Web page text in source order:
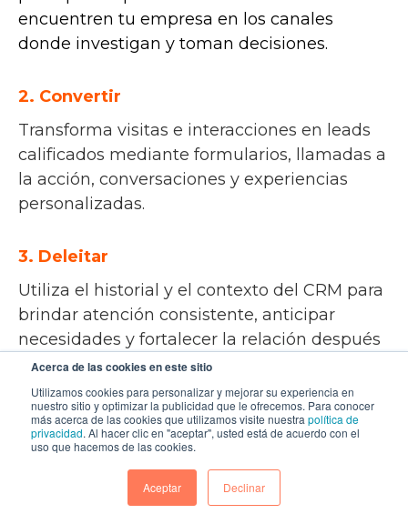
Acerca de las cookies en este sitio
Utilizamos cookies para personalizar y mejorar su experiencia en
nuestro sitio y optimizar la publicidad que le ofrecemos. Para conocer
más acerca de las cookies que utilizamos visite nuestra política de
privacidad. Al hacer clic en "aceptar", usted está de acuerdo con el
uso que hacemos de las cookies.
Aceptar Declinar
encuentren tu empresa en los canales
donde investigan y toman decisiones.
2. Convertir
Transforma visitas e interacciones en leads
calificados mediante formularios, llamadas a
la acción, conversaciones y experiencias
personalizadas.
3. Deleitar
Utiliza el historial y el contexto del CRM para
brindar atención consistente, anticipar
necesidades y fortalecer la relación después
de la compra.